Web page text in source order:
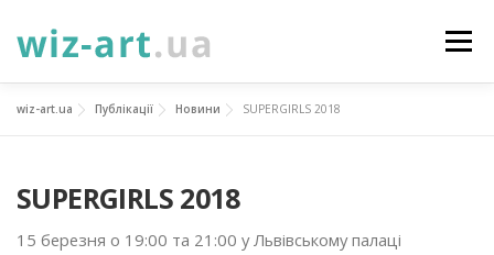
до
Меню
НОВИНИ ПРО НАС
ФОТОГАЛЕРЕЯ ПІДТРИМАТИ
wiz-art.ua Публікації Новини SUPERGIRLS 2018
SUPERGIRLS 2018
15 березня о 19:00 та 21:00 у Львівському палаці